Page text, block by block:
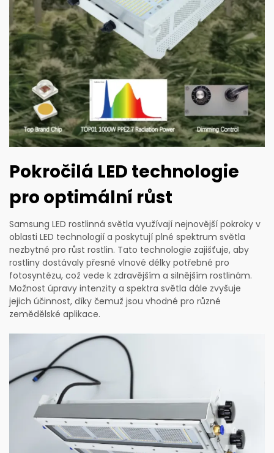
Pokročilá LED technologie
pro optimální růst
Samsung LED rostlinná světla využívají nejnovější pokroky v
oblasti LED technologií a poskytují plné spektrum světla
nezbytné pro růst rostlin. Tato technologie zajišťuje, aby
rostliny dostávaly přesné vlnové délky potřebné pro
fotosyntézu, což vede k zdravějším a silnějším rostlinám.
Možnost úpravy intenzity a spektra světla dále zvyšuje
jejich účinnost, díky čemuž jsou vhodné pro různé
zemědělské aplikace.